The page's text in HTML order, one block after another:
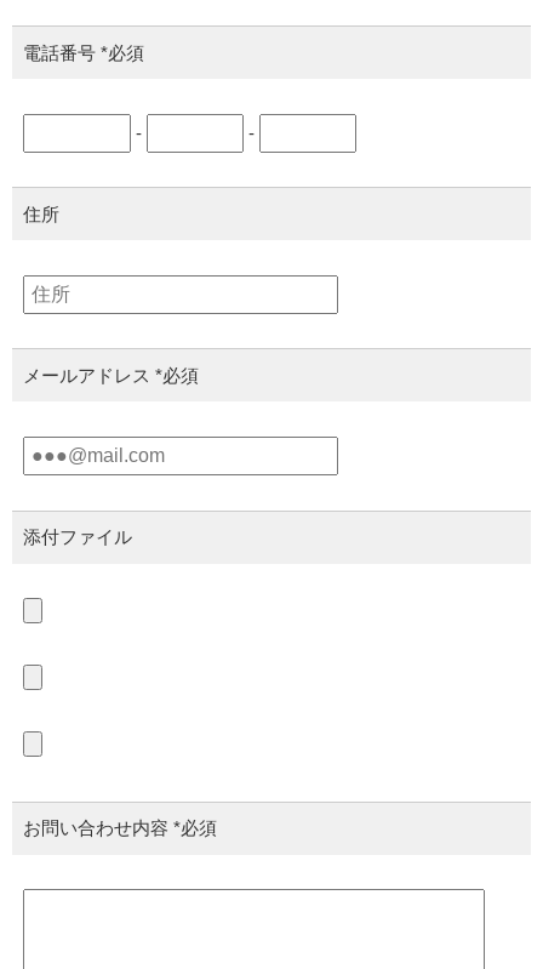
電話番号 *必須
- -
住所
メールアドレス *必須
添付ファイル
お問い合わせ内容 *必須